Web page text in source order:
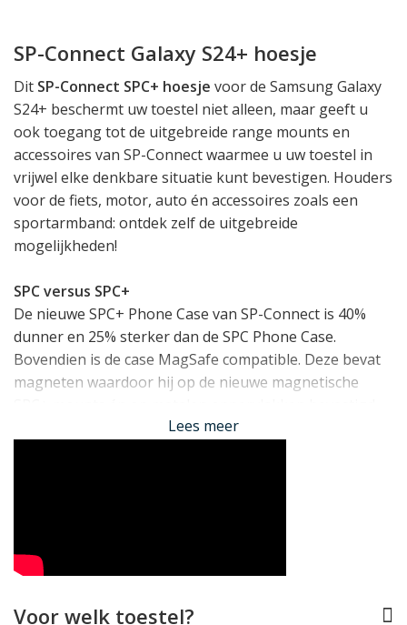
SP-Connect Galaxy S24+ hoesje
Dit SP-Connect SPC+ hoesje voor de Samsung Galaxy
S24+ beschermt uw toestel niet alleen, maar geeft u
ook toegang tot de uitgebreide range mounts en
accessoires van SP-Connect waarmee u uw toestel in
vrijwel elke denkbare situatie kunt bevestigen. Houders
voor de fiets, motor, auto én accessoires zoals een
sportarmband: ontdek zelf de uitgebreide
mogelijkheden!
SPC versus SPC+
De nieuwe SPC+ Phone Case van SP-Connect is 40%
dunner en 25% sterker dan de SPC Phone Case.
Bovendien is de case MagSafe compatible. Deze bevat
magneten waardoor hij op de nieuwe magnetische
kan worden. Lees meer in ditartikel over verschillen
een drielaags constructie met zacht microvezel van
Desondanks is het hoesje opvallend slank én licht van
Lees meer
Voor welk toestel?